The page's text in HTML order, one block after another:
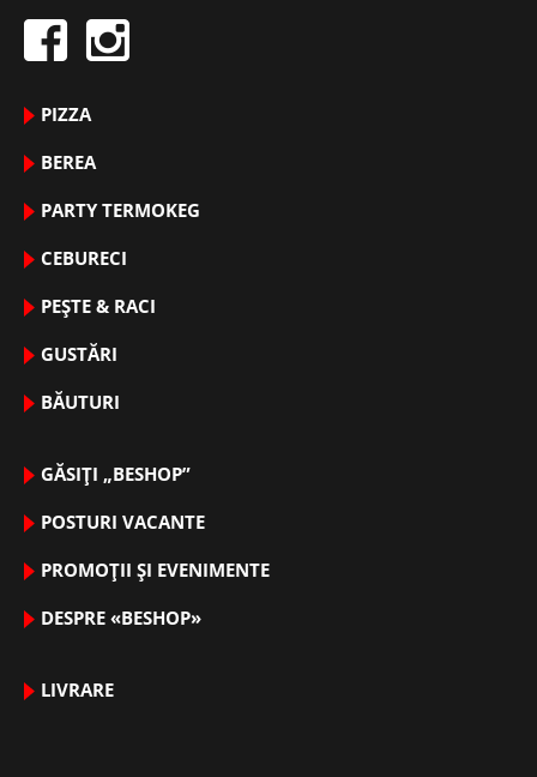
PIZZA
BEREA
PARTY TERMOKEG
CEBURECI
PEȘTE & RACI
GUSTĂRI
BĂUTURI
GĂSIȚI „BESHOP”
POSTURI VACANTE
PROMOȚII ȘI EVENIMENTE
DESPRE «BESHOP»
LIVRARE